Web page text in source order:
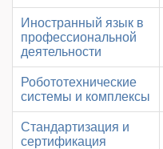
Иностранный язык в
профессиональной
деятельности
Робототехнические
системы и комплексы
Стандартизация и
сертификация